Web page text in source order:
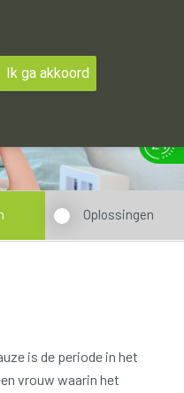
dinsdag gesloten
Oplossingen
is de periode in het
vrouw waarin het
Ik ga akkoord